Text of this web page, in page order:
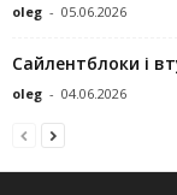
oleg - 05.06.2026
Сайлентблоки і
oleg - 04.06.2026